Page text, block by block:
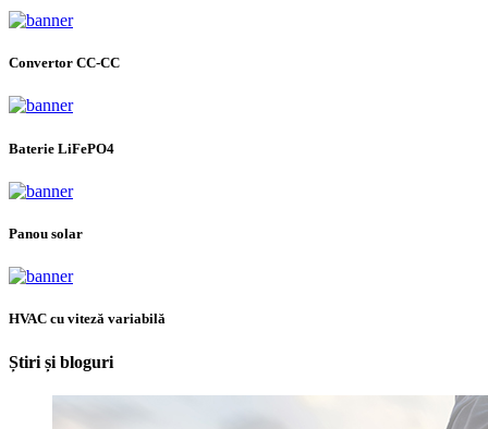
Convertor CC-CC
Baterie LiFePO4
Panou solar
HVAC cu viteză variabilă
Știri și bloguri